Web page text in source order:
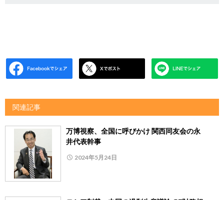
関連記事
万博視察、全国に呼びかけ 関西同友会の永
井代表幹事
2024年5月24日